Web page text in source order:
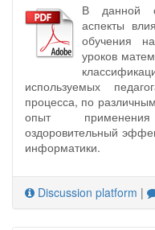
В данной
аспекты
обучения
уроков
используемых
процесса, по
опыт
оздоровительный
информатики.
Discussion platform |